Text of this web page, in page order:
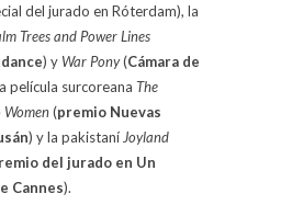
del jurado en Róterdam), la
Trees and Power Lines
) y War Pony(Cámara de
película surcoreana The
(premio Nuevas
) y la pakistaní Joyland
del jurado en Un
Cannes).